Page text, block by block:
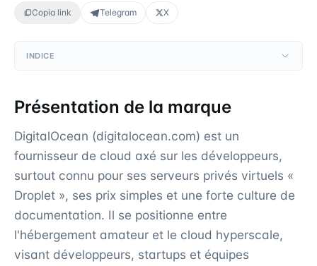
Copia link Telegram X
INDICE
Présentation de la marque
DigitalOcean (digitalocean.com) est un
fournisseur de cloud axé sur les développeurs,
surtout connu pour ses serveurs privés virtuels «
Droplet », ses prix simples et une forte culture de
documentation. Il se positionne entre
l'hébergement amateur et le cloud hyperscale,
visant développeurs, startups et équipes